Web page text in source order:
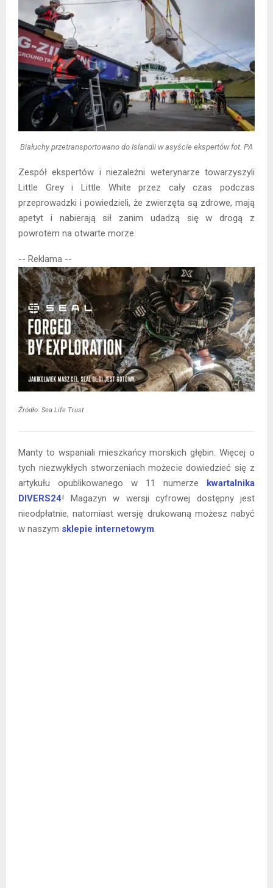
Białuchy przetransportowano do Islandii w asyście ekspertów fot. PA
Zespół ekspertów i niezależni weterynarze towarzyszyli
Little Grey i Little White przez cały czas podczas
przeprowadzki i powiedzieli, że zwierzęta są zdrowe, mają
apetyt i nabierają sił zanim udadzą się w drogą z
powrotem na otwarte morze.
-- Reklama --
Źródło: Sea Life Trust
Manty to wspaniali mieszkańcy morskich głębin. Więcej o
tych niezwykłych stworzeniach możecie dowiedzieć się z
artykułu opublikowanego w 11 numerze kwartalnika
DIVERS24! Magazyn w wersji cyfrowej dostępny jest
nieodpłatnie, natomiast wersję drukowaną możesz nabyć
w naszym sklepie internetowym.